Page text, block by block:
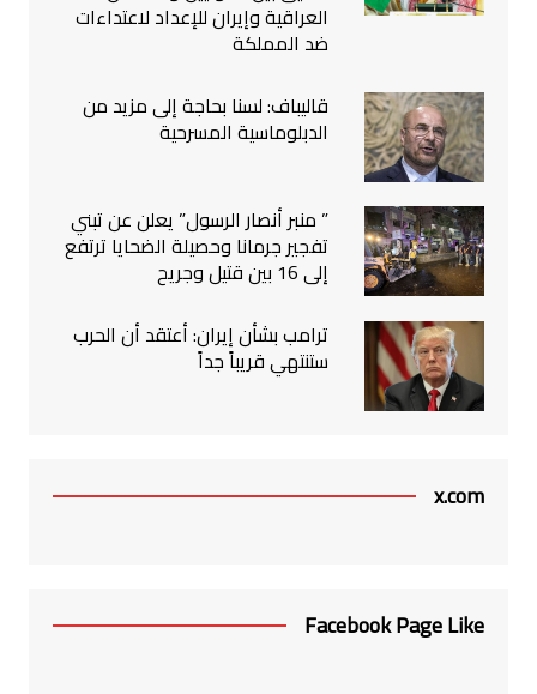
العراقية وإيران للإعداد لاعتداءات
ضد المملكة
قاليباف: لسنا بحاجة إلى مزيد من
الدبلوماسية المسرحية
” منبر أنصار الرسول” يعلن عن تبني
تفجير جرمانا وحصيلة الضحايا ترتفع
إلى 16 بين قتيل وجريح
ترامب بشأن إيران: أعتقد أن الحرب
ستنتهي قريباً جداً
x.com
Facebook Page Like